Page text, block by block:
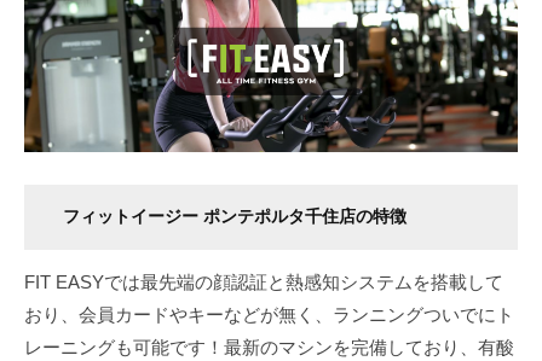
フィットイージー ポンテポルタ千住店の特徴
FIT EASYでは最先端の顔認証と熱感知システムを搭載して
おり、会員カードやキーなどが無く、ランニングついでにト
レーニングも可能です！最新のマシンを完備しており、有酸